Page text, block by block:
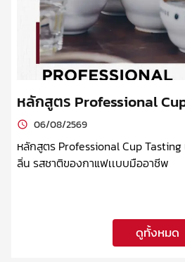
หลักสูตร Professional
06/08/2569
หลักสูตร Professional Cup Tasting เรียนรู้การจำเเนก เเยกก
ลิ่น รสชาติของกาแฟเเบบมืออาชีพ
ดูทั้งหมด